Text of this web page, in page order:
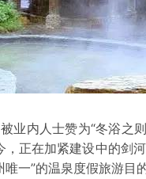
业内人士赞为“冬浴之
，正在加紧建设中的剑
一”的温泉度假旅游目